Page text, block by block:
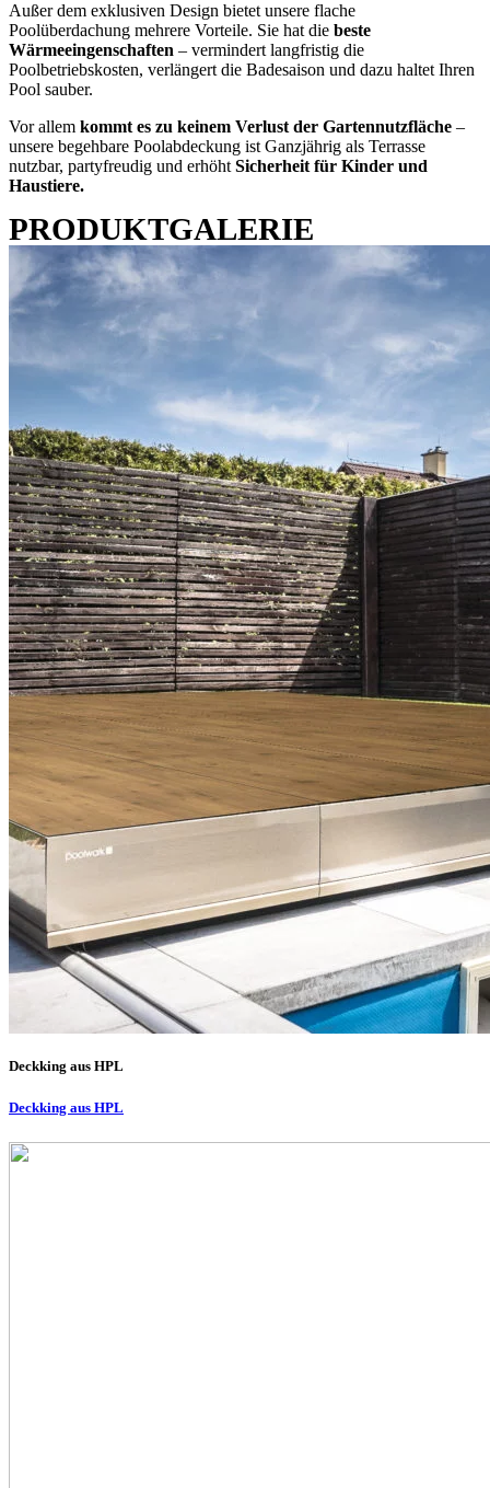
Außer dem exklusiven Design bietet unsere flache
Poolüberdachung mehrere Vorteile. Sie hat die beste
Wärmeeingenschaften – vermindert langfristig die
Poolbetriebskosten, verlängert die Badesaison und dazu haltet Ihren
Pool sauber.
Vor allem kommt es zu keinem Verlust der Gartennutzfläche –
unsere begehbare Poolabdeckung ist Ganzjährig als Terrasse
nutzbar, partyfreudig und erhöht Sicherheit für Kinder und
Haustiere.
PRODUKTGALERIE
Deckking aus HPL
Deckking aus HPL